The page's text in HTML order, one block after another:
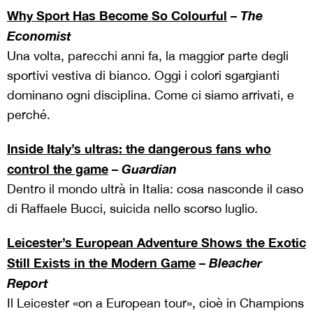
Why Sport Has Become So Colourful – The
Economist
Una volta, parecchi anni fa, la maggior parte degli
sportivi vestiva di bianco. Oggi i colori sgargianti
dominano ogni disciplina. Come ci siamo arrivati, e
perché.
Inside Italy’s ultras: the dangerous fans who
control the game – Guardian
Dentro il mondo ultrà in Italia: cosa nasconde il caso
di Raffaele Bucci, suicida nello scorso luglio.
Leicester’s European Adventure Shows the Exotic
Still Exists in the Modern Game – Bleacher
Report
Il Leicester «on a European tour», cioè in Champions